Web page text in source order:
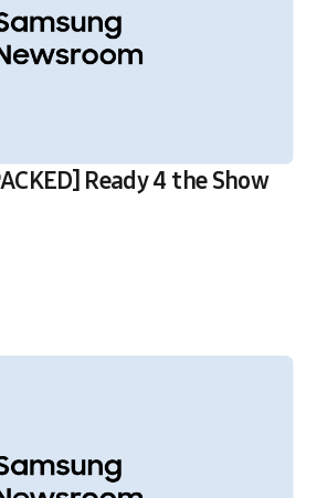
Ready 4 the Show